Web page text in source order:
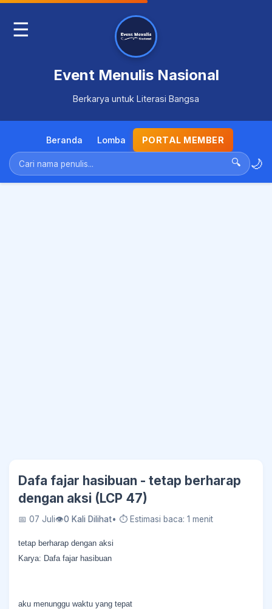
☰
Event Menulis Nasional
Berkarya untuk Literasi Bangsa
Beranda Lomba PORTAL MEMBER
🔍 🌙
Dafa fajar hasibuan - tetap berharap
dengan aksi (LCP 47)
📅 07 Juli👁0 Kali Dilihat• ⏱ Estimasi baca: 1 menit
tetap berharap dengan aksi
Karya: Dafa fajar hasibuan
aku menunggu waktu yang tepat